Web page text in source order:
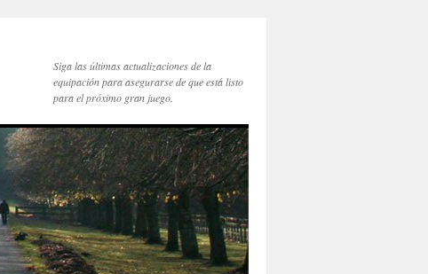
Siga las últimas actualizaciones de la
equipación para asegurarse de que está listo
para el próximo gran juego.